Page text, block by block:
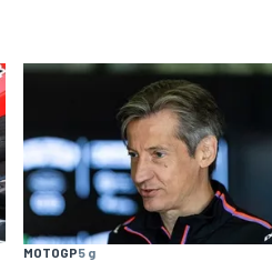
MOTOGP5 g